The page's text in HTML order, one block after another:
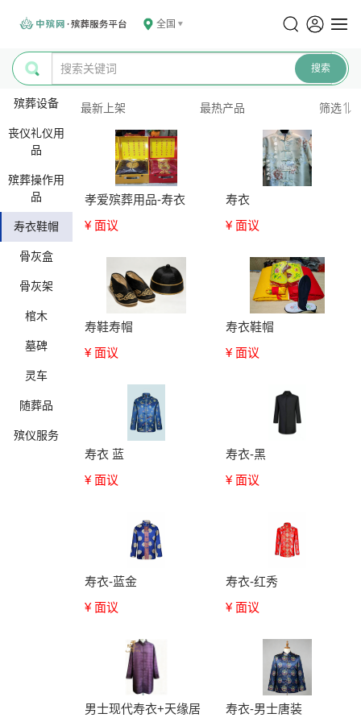
全国
殡葬设备
丧仪礼仪用
品
殡葬操作用
品
寿衣鞋帽
骨灰盒
骨灰架
棺木
墓碑
灵车
随葬品
殡仪服务
最新上架 最热产品 筛选
孝爱殡葬用品-寿衣
¥ 面议
寿衣
¥ 面议
寿鞋寿帽
¥ 面议
寿衣鞋帽
¥ 面议
寿衣 蓝
¥ 面议
寿衣-黑
¥ 面议
寿衣-蓝金
¥ 面议
寿衣-红秀
¥ 面议
男士现代寿衣+天缘居 寿衣-男士唐装